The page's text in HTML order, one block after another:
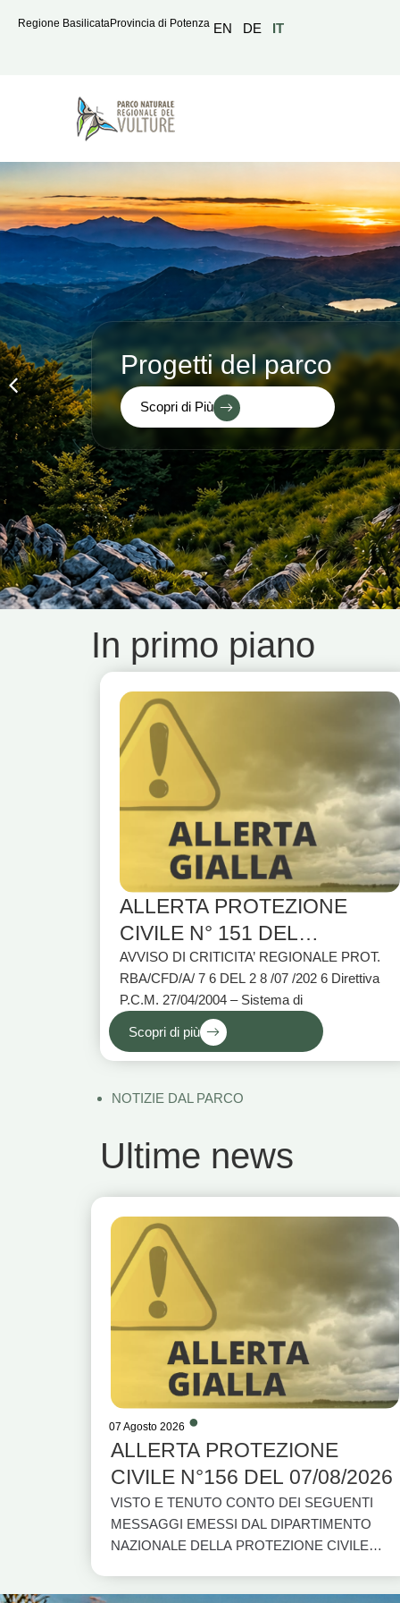
Regione BasilicataProvincia di Potenza EN DE IT
Progetti del parco
Scopri di Più
In primo piano
ALLERTA PROTEZIONE
CIVILE N° 151 DEL
28/07/2026
AVVISO DI CRITICITA’ REGIONALE PROT.
RBA/CFD/A/ 7 6 DEL 2 8 /07 /202 6 Direttiva
P.C.M. 27/04/2004 – Sistema di
Scopri di più
NOTIZIE DAL PARCO
Ultime news
07 Agosto 2026
ALLERTA PROTEZIONE
CIVILE N°156 DEL 07/08/2026
VISTO E TENUTO CONTO DEI SEGUENTI
MESSAGGI EMESSI DAL DIPARTIMENTO
NAZIONALE DELLA PROTEZIONE CIVILE